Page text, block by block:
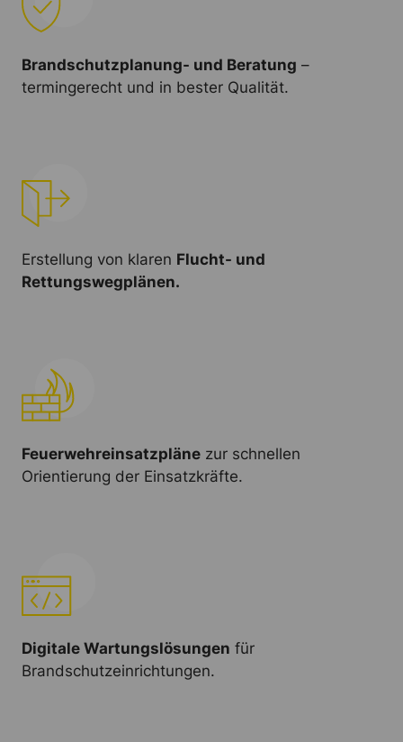
Brandschutzplanung- und Beratung –
termingerecht und in bester Qualität.
Erstellung von klaren Flucht- und
Rettungswegplänen.
Feuerwehreinsatzpläne zur schnellen
Orientierung der Einsatzkräfte.
Digitale Wartungslösungen für
Brandschutzeinrichtungen.